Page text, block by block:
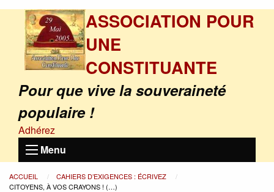
ASSOCIATION POUR
UNE
CONSTITUANTE
Pour que vive la souveraineté
populaire !
Adhérez
Menu
ACCUEIL
CAHIERS D’EXIGENCES : ÉCRIVEZ
CITOYENS, À VOS CRAYONS ! (…)